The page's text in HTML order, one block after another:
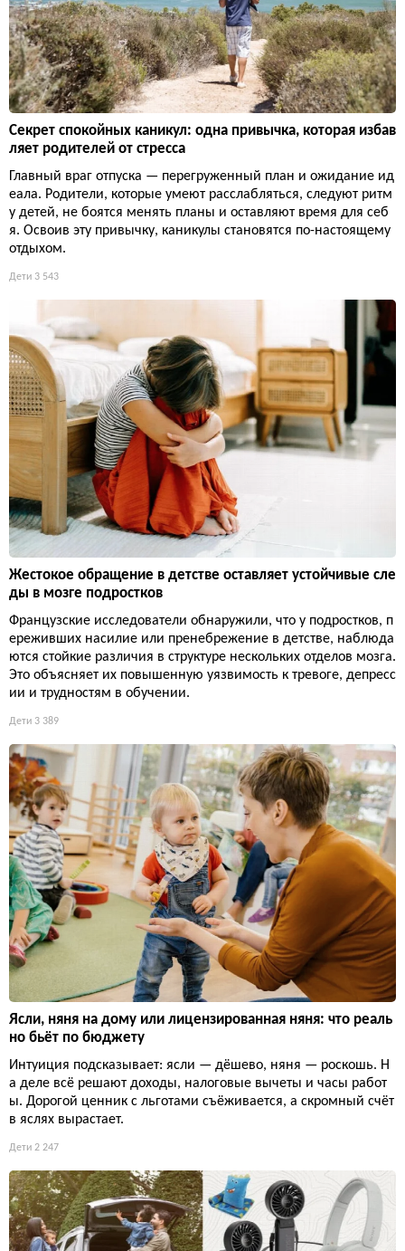
Секрет спокойных каникул: одна привычка, которая избав
ляет родителей от стресса
Главный враг отпуска — перегруженный план и ожидание ид
еала. Родители, которые умеют расслабляться, следуют ритм
у детей, не боятся менять планы и оставляют время для себ
я. Освоив эту привычку, каникулы становятся по-настоящему
отдыхом.
Дети 3 543
Жестокое обращение в детстве оставляет устойчивые сле
ды в мозге подростков
Французские исследователи обнаружили, что у подростков, п
ереживших насилие или пренебрежение в детстве, наблюда
ются стойкие различия в структуре нескольких отделов мозга.
Это объясняет их повышенную уязвимость к тревоге, депресс
ии и трудностям в обучении.
Дети 3 389
Ясли, няня на дому или лицензированная няня: что реаль
но бьёт по бюджету
Интуиция подсказывает: ясли — дёшево, няня — роскошь. Н
а деле всё решают доходы, налоговые вычеты и часы работ
ы. Дорогой ценник с льготами съёживается, а скромный счёт
в яслях вырастает.
Дети 2 247